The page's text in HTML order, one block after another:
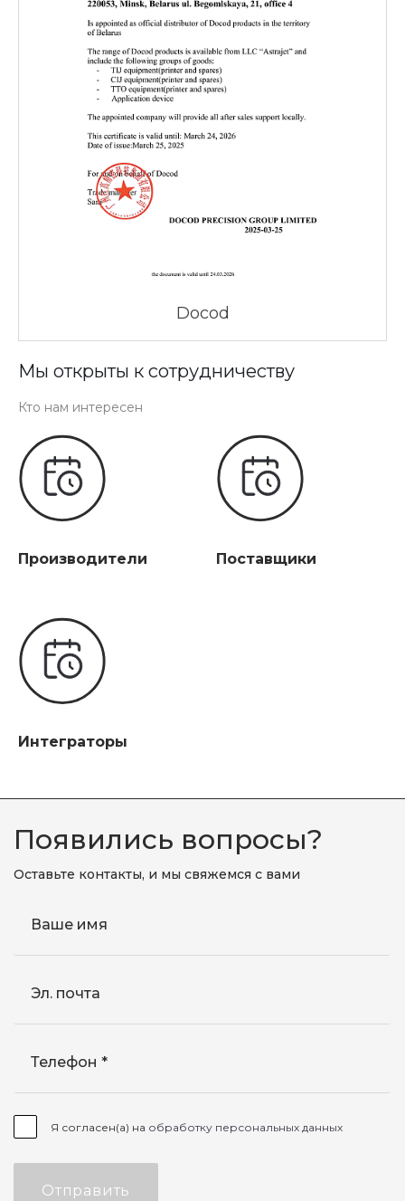
Docod
Мы открыты к сотрудничеству
Кто нам интересен
Производители Поставщики
Интеграторы
Появились вопросы?
Оставьте контакты, и мы свяжемся с вами
Ваше имя
Эл. почта
Телефон
Я согласен(а) на обработку персональных данных
Отправить